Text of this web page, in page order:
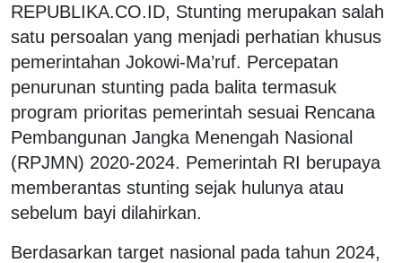
REPUBLIKA.CO.ID, Stunting merupakan salah
satu persoalan yang menjadi perhatian khusus
pemerintahan Jokowi-Ma’ruf. Percepatan
penurunan stunting pada balita termasuk
program prioritas pemerintah sesuai Rencana
Pembangunan Jangka Menengah Nasional
(RPJMN) 2020-2024. Pemerintah RI berupaya
memberantas stunting sejak hulunya atau
sebelum bayi dilahirkan.
Berdasarkan target nasional pada tahun 2024,